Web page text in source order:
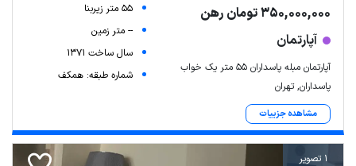
350,000,000 تومان رهن
آپارتمان
آپارتمان مبله پاسداران ۵۵ متر یک خواب
پاسداران, تهران
مشاهده جزییات
55 متر زیربنا
-- متر زمین
سال ساخت 1371
شماره طبقه: همکف
1 تصویر